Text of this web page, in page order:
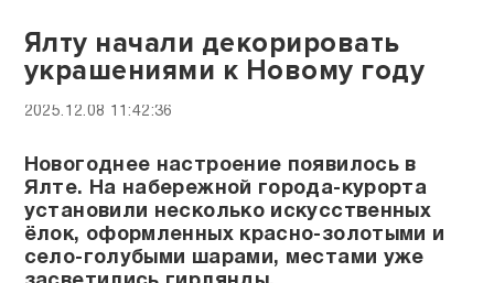
Ялту начали декорировать
украшениями к Новому году
2025.12.08 11:42:36
Новогоднее настроение появилось в
Ялте. На набережной города-курорта
установили несколько искусственных
ёлок, оформленных красно-золотыми и
село-голубыми шарами, местами уже